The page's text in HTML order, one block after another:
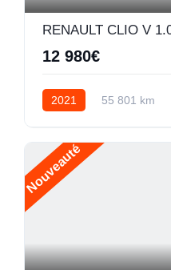
12 980€
2021 55 801 km
Nouveauté